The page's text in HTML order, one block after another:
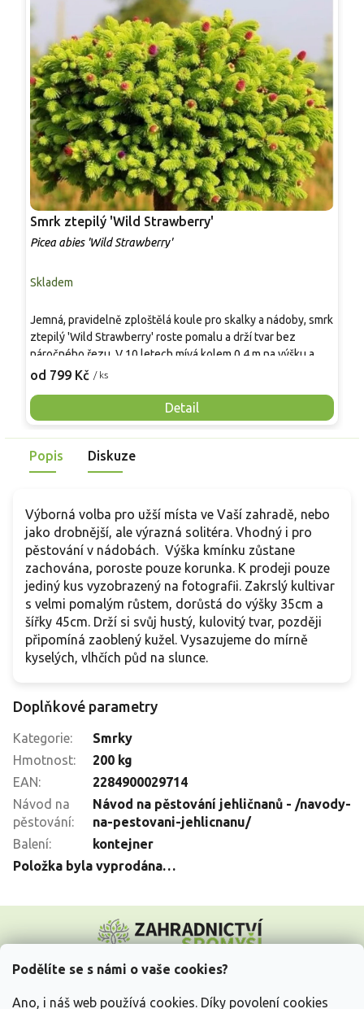
Podělíte se s námi o vaše cookies?
Ano, i náš web používá cookies. Díky povolení cookies
Smrk ztepilý 'Wild Strawberry'
Picea abies 'Wild Strawberry'
Skladem
od 799 Kč / ks
Detail
Jemná, pravidelně zploštělá koule pro skalky a nádoby, smrk
ztepilý 'Wild Strawberry' roste pomalu a drží tvar bez
náročného řezu. V 10 letech mívá kolem 0,4 m na výšku a 0,5
m do šířky, jehlice jsou krátké a měkké, na jaře se objevují
glauca 'Conica' působí přirozeněji a méně „pichlavě“.
Nejlépe prospívá na slunci až v lehkém polostínu v
propustné, mírně kyselé půdě, v nádobě ocení pravidelnou
zálivku a zimní zastínění před ostrým sluncem.
Popis Diskuze
Výborná volba pro užší místa ve Vaší zahradě, nebo
jako drobnější, ale výrazná solitéra. Vhodný i pro
pěstování v nádobách. Výška kmínku zůstane
zachována, poroste pouze korunka. K prodeji pouze
jediný kus vyzobrazený na fotografii. Zakrslý kultivar
s velmi pomalým růstem, dorůstá do výšky 35cm a
šířky 45cm. Drží si svůj hustý, kulovitý tvar, později
připomíná zaoblený kužel. Vysazujeme do mírně
kyselých, vlhčích půd na slunce.
Doplňkové parametry
Kategorie:
Smrky
Hmotnost:
200 kg
EAN:
2284900029714
Návod na
pěstování:
Návod na pěstování jehličnanů - /navody-
na-pestovani-jehlicnanu/
Balení:
kontejner
Položka byla vyprodána…
p
Vše o nákupu